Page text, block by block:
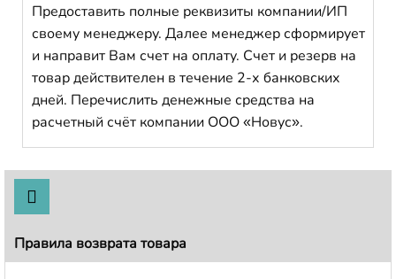
Предоставить полные реквизиты компании/ИП
своему менеджеру. Далее менеджер сформирует
и направит Вам счет на оплату. Счет и резерв на
товар действителен в течение 2-х банковских
дней. Перечислить денежные средства на
расчетный счёт компании ООО «Новус».
Правила возврата товара